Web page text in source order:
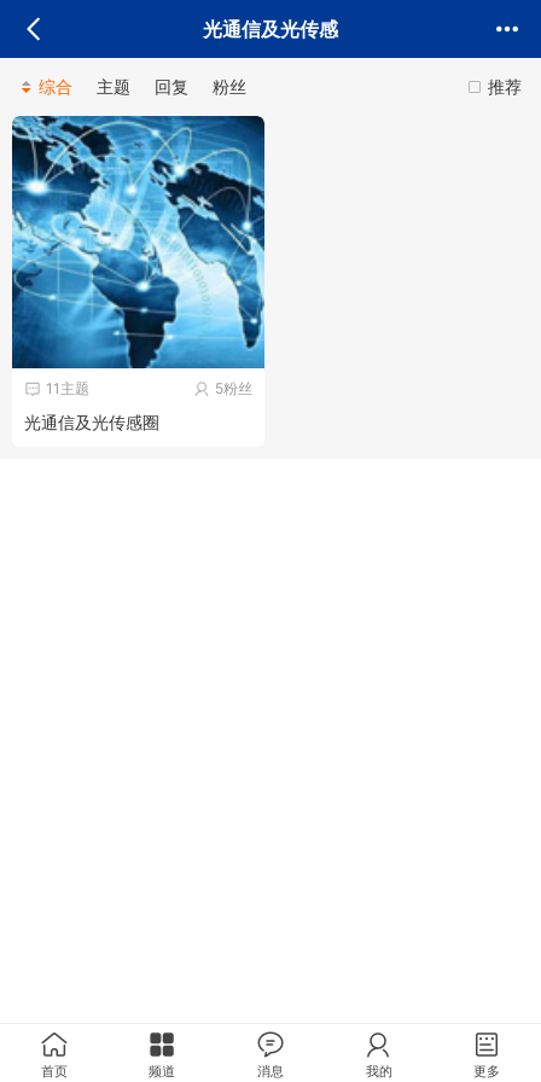
光通信及光传感
推荐
综合 主题 回复 粉丝
5粉丝
11主题
光通信及光传感圈
首页 频道 消息 我的 更多